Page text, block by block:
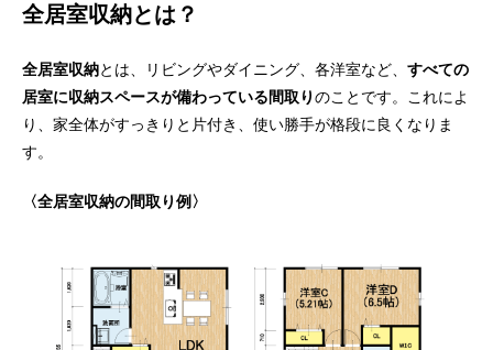
全居室収納とは？
全居室収納とは、リビングやダイニング、各洋室など、すべての
居室に収納スペースが備わっている間取りのことです。これによ
り、家全体がすっきりと片付き、使い勝手が格段に良くなりま
す。
〈全居室収納の間取り例〉